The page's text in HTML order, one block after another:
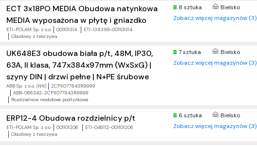
ECT 3x18PO MEDIA Obudowa natynkowa
MEDIA wyposażona w płytę i gniazdko
ETI-POLAM Sp. z o.o. 001101314
ETI-138399-001101314
Obudowy z tworzywa
8 sztuka
Bielsko
Zobacz więcej magazynów (3)
UK648E3 obudowa biała p/t, 48M, IP30,
63A, II klasa, 747x384x97mm (WxSxG) |
szyny DIN | drzwi pełne | N+PE śrubowe
ABB Sp. z o.o. (NN)
2CPX077843R9999
ABB-066342-2CPX077843R9999
Rozdzielnice modułowe podtynkowe
7 sztuka
Bielsko
Zobacz więcej magazynów (3)
ERP12-4 Obudowa rozdzielnicy p/t
ETI-POLAM Sp. z o.o. 001101206
ETI-046112-001101206
Obudowy z tworzywa
6 sztuka
Bielsko
Zobacz więcej magazynów (3)